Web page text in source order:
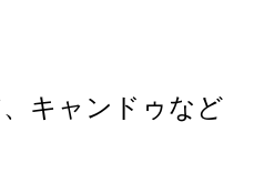
キャンドゥなど